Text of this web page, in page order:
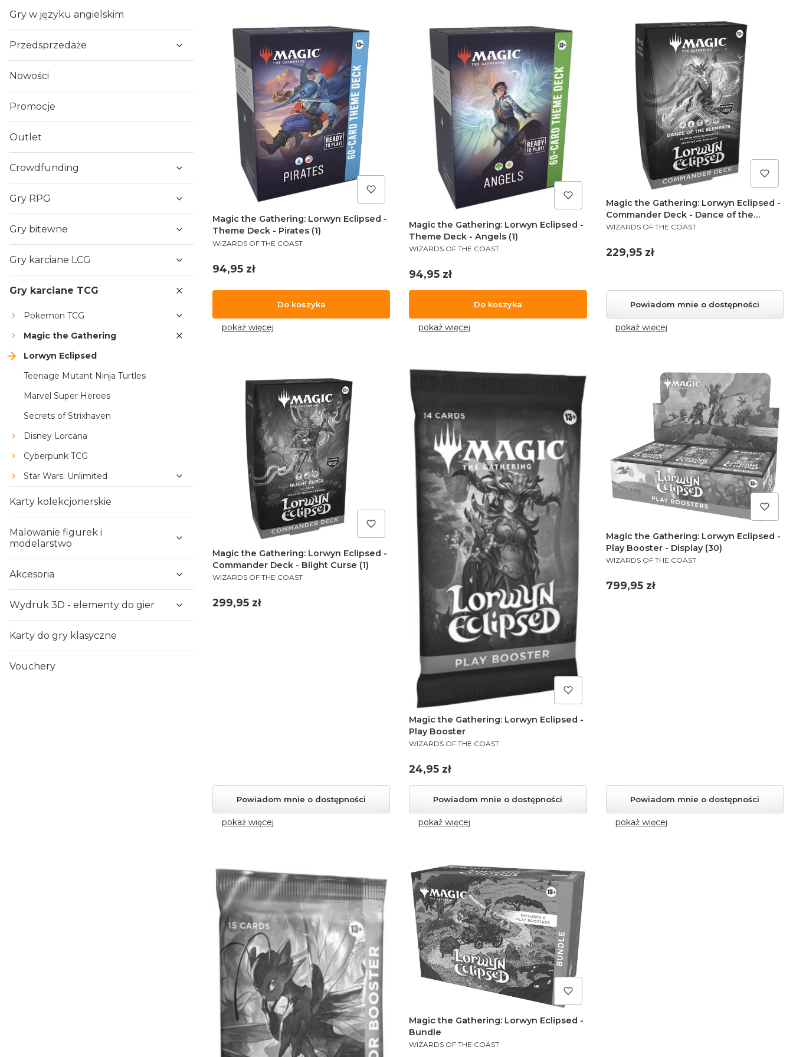
Gry w języku angielskim
Przedsprzedaże
Nowości
Promocje
Outlet
Crowdfunding
Gry RPG
Gry bitewne
Gry karciane LCG
Gry karciane TCG
Pokemon TCG
Magic the Gathering
Lorwyn Eclipsed
Teenage Mutant Ninja Turtles
Marvel Super Heroes
Secrets of Strixhaven
Disney Lorcana
Cyberpunk TCG
Star Wars: Unlimited
Karty kolekcjonerskie
Malowanie figurek i
modelarstwo
Akcesoria
Wydruk 3D - elementy do gier
Karty do gry klasyczne
Vouchery
Magic the Gathering: Lorwyn Eclipsed -
Theme Deck - Pirates (1)
PRODUCENT
WIZARDS OF THE COAST
Cena
94,95 zł
Do koszyka
pokaż więcej
Magic the Gathering: Lorwyn Eclipsed -
Theme Deck - Angels (1)
PRODUCENT
WIZARDS OF THE COAST
Cena
94,95 zł
Do koszyka
pokaż więcej
Magic the Gathering: Lorwyn Eclipsed -
Commander Deck - Dance of the
Elements (1)
PRODUCENT
WIZARDS OF THE COAST
Cena
229,95 zł
Powiadom mnie o dostępności
pokaż więcej
Magic the Gathering: Lorwyn Eclipsed -
Commander Deck - Blight Curse (1)
PRODUCENT
WIZARDS OF THE COAST
Cena
299,95 zł
Powiadom mnie o dostępności
pokaż więcej
Magic the Gathering: Lorwyn Eclipsed -
Play Booster
PRODUCENT
WIZARDS OF THE COAST
Cena
24,95 zł
Powiadom mnie o dostępności
pokaż więcej
Magic the Gathering: Lorwyn Eclipsed -
Play Booster - Display (30)
PRODUCENT
WIZARDS OF THE COAST
Cena
799,95 zł
Powiadom mnie o dostępności
pokaż więcej
Magic the Gathering: Lorwyn Eclipsed -
Bundle
PRODUCENT
WIZARDS OF THE COAST